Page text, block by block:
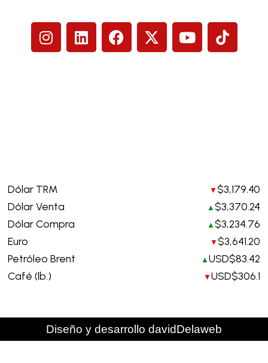
Dólar TRM ▼ $3,179.40
Dólar Venta
▲ $3,370.24
Dólar Compra
▲ $3,234.76
Euro
▼ $3,641.20
Petróleo Brent
▲ USD$83.42
Café (lb.)
▼ USD$306.1
Diseño y desarrollo davidDelaweb